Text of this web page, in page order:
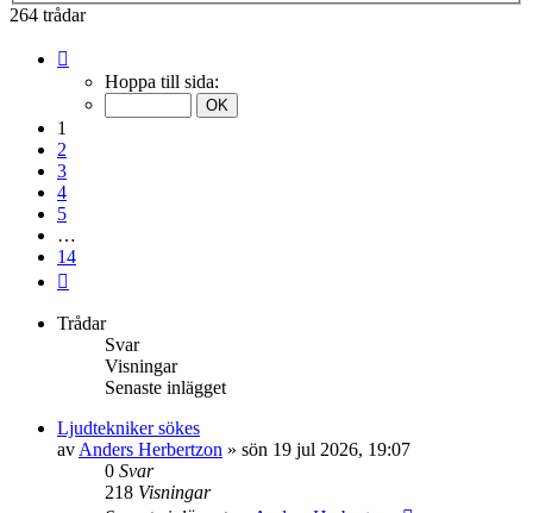
264 trådar
Hoppa till sida:
1
2
3
4
5
…
14
Trådar
Svar
Visningar
Senaste inlägget
Ljudtekniker sökes
av Anders Herbertzon » sön 19 jul 2026, 19:07
0 Svar
218 Visningar